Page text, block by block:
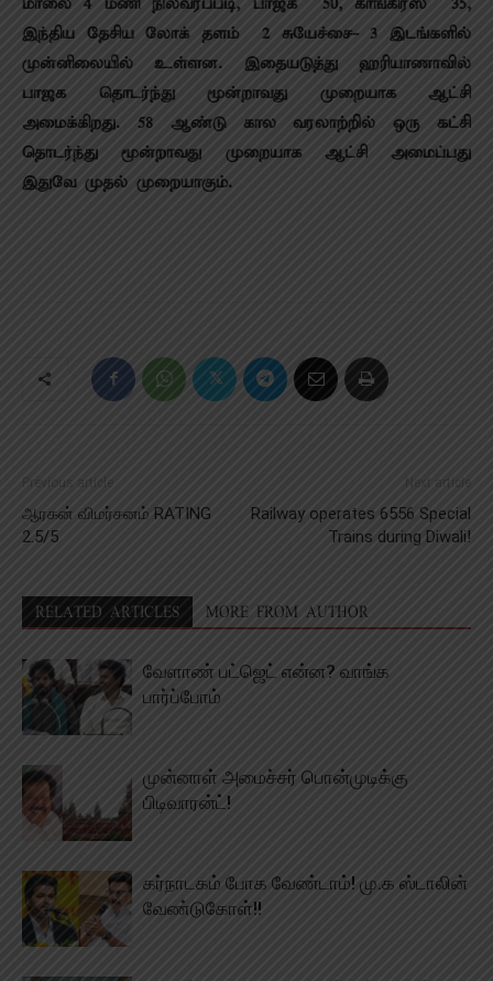
மாலை 4 மணி நிலவரப்படி, பாஜக – 50, காங்கிரஸ் – 35,
இந்திய தேசிய லோக் தளம் – 2 சுயேச்சை- 3 இடங்களில்
முன்னிலையில் உள்ளன. இதையடுத்து ஹரியாணாவில்
பாஜக தொடர்ந்து மூன்றாவது முறையாக ஆட்சி
அமைக்கிறது. 58 ஆண்டு கால வரலாற்றில் ஒரு கட்சி
தொடர்ந்து மூன்றாவது முறையாக ஆட்சி அமைப்பது
இதுவே முதல் முறையாகும்.
Previous article
ஆரகன் விமர்சனம் RATING
2.5/5
Next article
Railway operates 6556 Special
Trains during Diwali!
RELATED ARTICLES MORE FROM AUTHOR
வேளாண் பட்ஜெட் என்ன? வாங்க
பார்ப்போம்
முன்னாள் அமைச்சர் பொன்முடிக்கு
பிடிவாரன்ட்!
கர்நாடகம் போக வேண்டாம்! மு.க ஸ்டாலின்
வேண்டுகோள்!!